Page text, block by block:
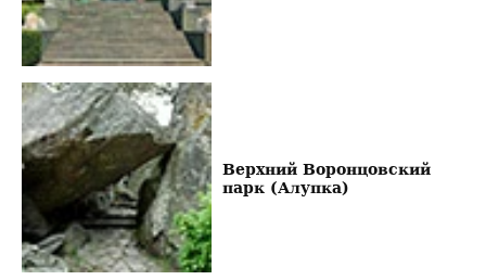
Верхний Воронцовский
парк (Алупка)